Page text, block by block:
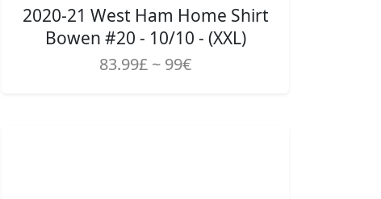
2020-21 West Ham Home Shirt
Bowen #20 - 10/10 - (XXL)
83.99£ ~ 99€